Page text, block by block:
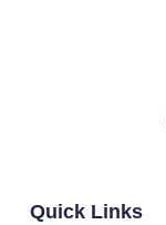
Quick Links